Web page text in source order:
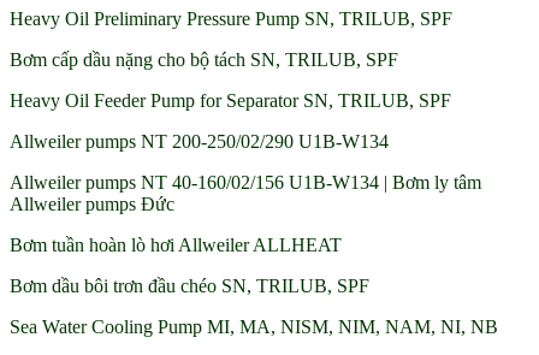
Heavy Oil Preliminary Pressure Pump SN, TRILUB, SPF
Bơm cấp dầu nặng cho bộ tách SN, TRILUB, SPF
Heavy Oil Feeder Pump for Separator SN, TRILUB, SPF
Allweiler pumps NT 200-250/02/290 U1B-W134
Allweiler pumps NT 40-160/02/156 U1B-W134 | Bơm ly tâm
Allweiler pumps Đức
Bơm tuần hoàn lò hơi Allweiler ALLHEAT
Bơm dầu bôi trơn đầu chéo SN, TRILUB, SPF
Sea Water Cooling Pump MI, MA, NISM, NIM, NAM, NI, NB